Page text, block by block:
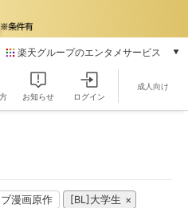
楽天グループのエンタメサービス
本/ゲーム/CD/DVD
雑誌読み放題
楽天マガジン
動画配信
お知らせ ログイン
成人向け
漫画原作
[BL]大学生